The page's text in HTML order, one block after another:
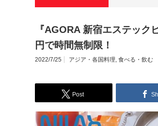
『AGORA 新宿エステッ
円で時間無制限！
2022/7/25 アジア・各国料理, 食べる・飲む
Post